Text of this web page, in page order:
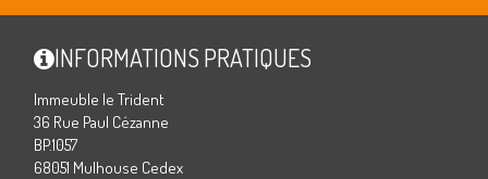
INFORMATIONS PRATIQUES
Immeuble le Trident
36 Rue Paul Cézanne
BP.1057
68051 Mulhouse Cedex